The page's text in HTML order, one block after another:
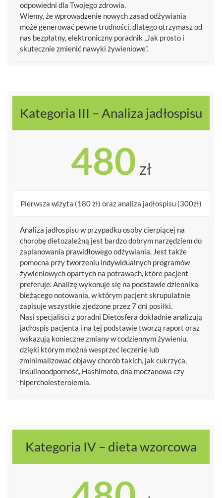
odpowiedni dla Twojego zdrowia.
Wiemy, że wprowadzenie nowych zasad odżywiania
może generować pewne trudności, dlatego otrzymasz od
nas bezpłatny, elektroniczny poradnik „Jak prosto i
skutecznie zmienić nawyki żywieniowe”.
Kategoria III – Analiza jadłospisu
480 zł
Pierwsza wizyta (180 zł) oraz analiza jadłospisu (300zł)
Analiza jadłospisu w przypadku osoby cierpiącej na
chorobę dietozależną jest bardzo dobrym narzędziem do
zaplanowania prawidłowego odżywiania. Jest także
pomocna przy tworzeniu indywidualnych programów
żywieniowych opartych na potrawach, które pacjent
preferuje. Analizę wykonuje się na podstawie dziennika
bieżącego notowania, w którym pacjent skrupulatnie
zapisuje wszystkie zjedzone przez 7 dni posiłki.
Nasi specjaliści z poradni Dietosfera dokładnie analizują
jadłospis pacjenta i na tej podstawie tworzą raport oraz
wskazują konieczne zmiany w codziennym żywieniu,
dzięki którym można wesprzeć leczenie lub
zminimalizować objawy chorób takich, jak cukrzyca,
insulinoodporność, Hashimoto, dna moczanowa czy
hipercholesterolemia.
Kategoria IV – dieta wzorcowa